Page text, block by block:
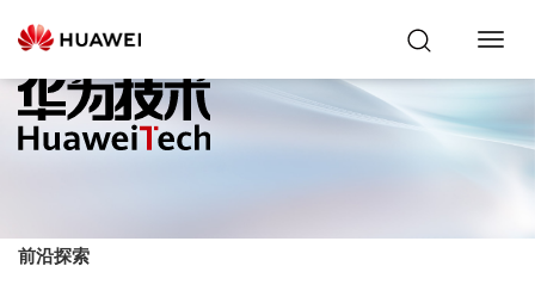
前沿探索